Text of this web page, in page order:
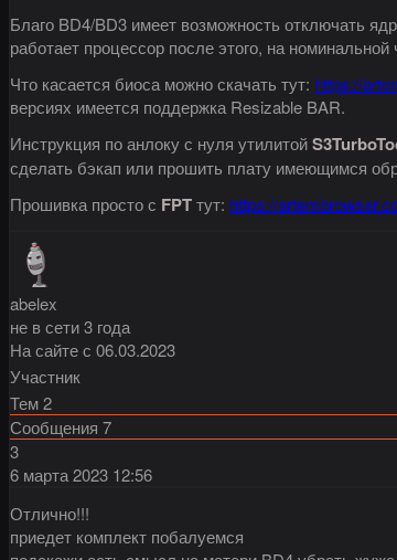
Благо BD4/BD3 имеет возможность отключать
работает процессор после этого, на
Что касается биоса можно скачать тут: https://
версиях имеется поддержка Resizable BAR.
Инструкция по анлоку с нуля утилитой
сделать бэкап или прошить плату имеющимся
Прошивка просто с FPTтут: https://
abelex
не в сети 3 года
На сайте с 06.03.2023
Участник
Тем2
Сообщения 7
3
6 марта 2023 12:56
Отлично!!!
приедет комплект побалуемся